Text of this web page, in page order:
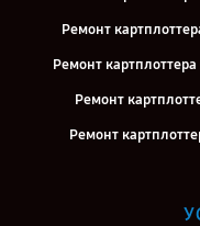
Ремонт
Ремонт картплоттера
Ремонт
Ремонт
Ремонт